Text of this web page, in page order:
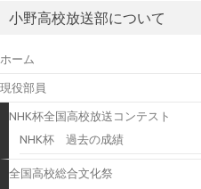
小野高校放送部について
ホーム
現役部員
NHK杯全国高校放送コンテスト
NHK杯 過去の成績
全国高校総合文化祭